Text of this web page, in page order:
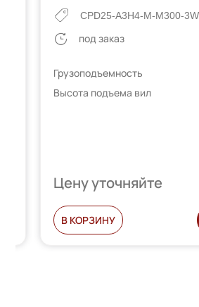
CPD25-A3H4-M-M300-3W
под заказ
Грузоподъемность
Высота подъема вил
Цену уточняйте
В КОРЗИНУ